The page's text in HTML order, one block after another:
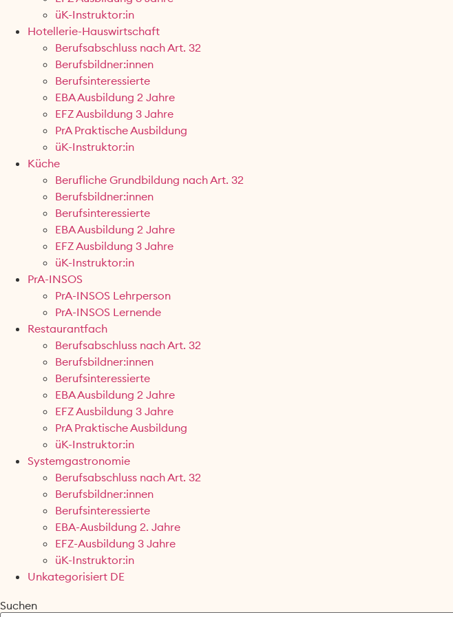
üK-Instruktor:in
Hotellerie-Hauswirtschaft
Berufsabschluss nach Art. 32
Berufsbildner:innen
Berufsinteressierte
EBA Ausbildung 2 Jahre
EFZ Ausbildung 3 Jahre
PrA Praktische Ausbildung
üK-Instruktor:in
Küche
Berufliche Grundbildung nach Art. 32
Berufsbildner:innen
Berufsinteressierte
EBA Ausbildung 2 Jahre
EFZ Ausbildung 3 Jahre
üK-Instruktor:in
PrA-INSOS
PrA-INSOS Lehrperson
PrA-INSOS Lernende
Restaurantfach
Berufsabschluss nach Art. 32
Berufsbildner:innen
Berufsinteressierte
EBA Ausbildung 2 Jahre
EFZ Ausbildung 3 Jahre
PrA Praktische Ausbildung
üK-Instruktor:in
Systemgastronomie
Berufsabschluss nach Art. 32
Berufsbildner:innen
Berufsinteressierte
EBA-Ausbildung 2. Jahre
EFZ-Ausbildung 3 Jahre
üK-Instruktor:in
Unkategorisiert DE
Suchen